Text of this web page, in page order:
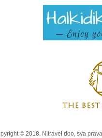
© 2018. Nitravel doo, sva